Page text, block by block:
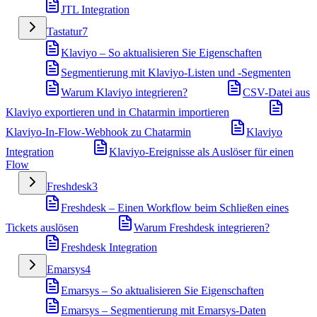
JTL Integration
Tastatur7
Klaviyo – So aktualisieren Sie Eigenschaften
Segmentierung mit Klaviyo-Listen und -Segmenten
Warum Klaviyo integrieren?
CSV-Datei aus
Klaviyo exportieren und in Chatarmin importieren
Klaviyo-In-Flow-Webhook zu Chatarmin
Klaviyo
Integration
Klaviyo-Ereignisse als Auslöser für einen
Flow
Freshdesk3
Freshdesk – Einen Workflow beim Schließen eines
Tickets auslösen
Warum Freshdesk integrieren?
Freshdesk Integration
Emarsys4
Emarsys – So aktualisieren Sie Eigenschaften
Emarsys – Segmentierung mit Emarsys-Daten